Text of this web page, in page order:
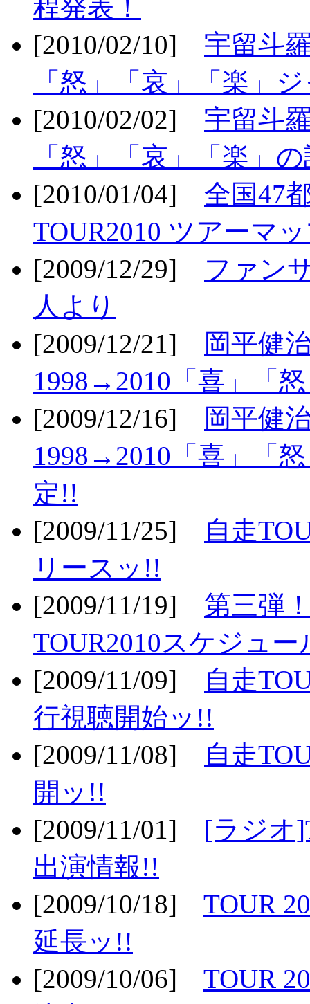
程発表！
[2010/02/10] 宇留斗
「怒」「哀」「楽」
[2010/02/02] 宇留斗
「怒」「哀」「楽」
[2010/01/04] 全国47
TOUR2010 ツアーマ
[2009/12/29] ファン
人より
[2009/12/21]
岡平健
1998→2010「喜」「
[2009/12/16]
岡平健
1998→2010「喜」「
定!!
[2009/11/25]
自走
リースッ!!
[2009/11/19] 第三弾
TOUR2010スケジュー
[2009/11/09]
自走
行視聴開始ッ!!
[2009/11/08]
自走
開ッ!!
[2009/11/01] [ラジオ
出演情報!!
[2009/10/18] TOUR
延長ッ!!
[2009/10/06] TOUR